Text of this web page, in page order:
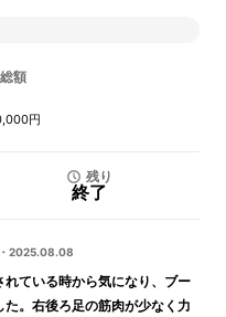
額
円
残り
終了
・ 2025.08.08
ている時から気になり、ブー
。右後ろ足の筋肉が少なく力